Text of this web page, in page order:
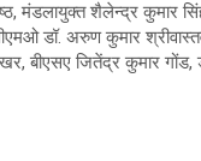
मंडलायुक्त शैलेन्द्र कुमार
डॉ. अरुण कुमार
जितेंद्र कुमार गोंड,